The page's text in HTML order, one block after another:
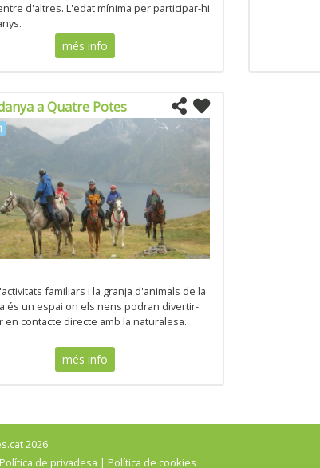
d'altres. L'edat mínima per participar-hi
més info
a Quatre Potes
familiars i la granja d'animals de la
és un espai on els nens podran divertir-
en contacte directe amb la naturalesa.
més info
2026
Política de privadesa | Política de cookies